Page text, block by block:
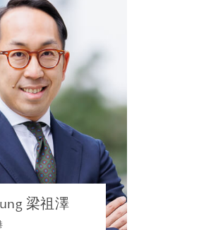
梁祖澤
Leung 梁祖
澤
合夥人 | 香港
訴訟及仲裁
瀏覽簡介